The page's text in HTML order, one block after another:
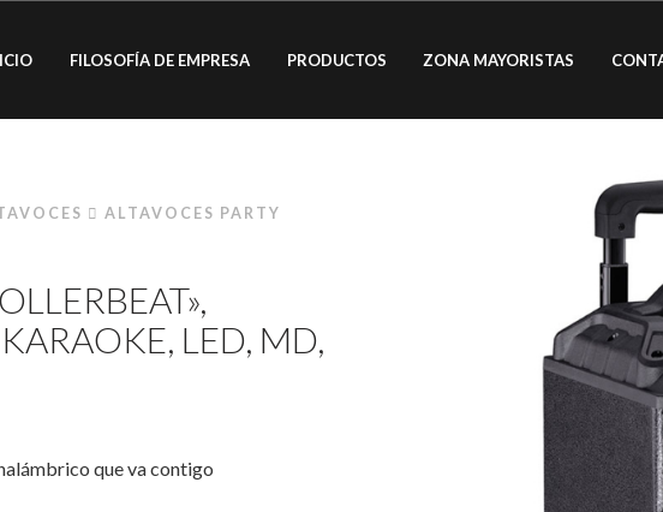
FILOSOFÍA DE EMPRESA PRODUCTOS ZONA MAYORISTAS
ALTAVOCES PARTY
LED, MD,
que va contigo